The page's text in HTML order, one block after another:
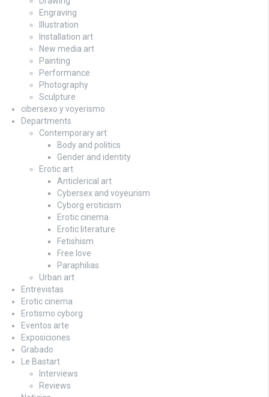
Engraving
Illustration
Installation art
New media art
Painting
Performance
Photography
Sculpture
cibersexo y voyerismo
Departments
Contemporary art
Body and politics
Gender and identity
Erotic art
Anticlerical art
Cybersex and voyeurism
Cyborg eroticism
Erotic cinema
Erotic literature
Fetishism
Free love
Paraphilias
Urban art
Entrevistas
Erotic cinema
Erotismo cyborg
Eventos arte
Exposiciones
Grabado
Le Bastart
Interviews
Reviews